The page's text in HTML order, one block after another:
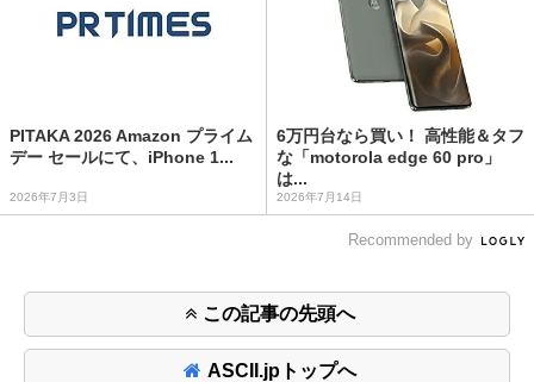
PITAKA 2026 Amazon プライム
デー セールにて、iPhone 1...
2026年7月3日
6万円台なら買い！ 高性能＆タフ
な「motorola edge 60 pro」
は...
2026年7月14日
Recommended by
この記事の先頭へ
ASCII.jpトップへ